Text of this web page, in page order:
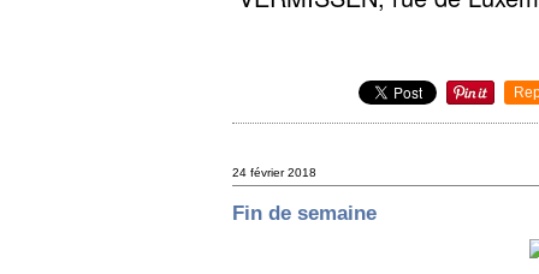
24 février 2018
Fin de semaine